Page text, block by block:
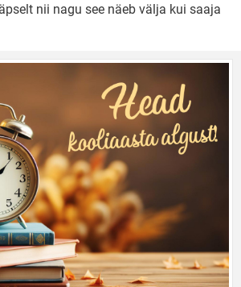
nii nagu see näeb välja kui saaja